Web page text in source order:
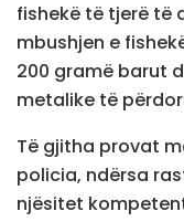
fishekë të tjerë të
mbushjen e
200 gramë barut
metalike të
Të gjitha provat
policia, ndërsa
njësitet